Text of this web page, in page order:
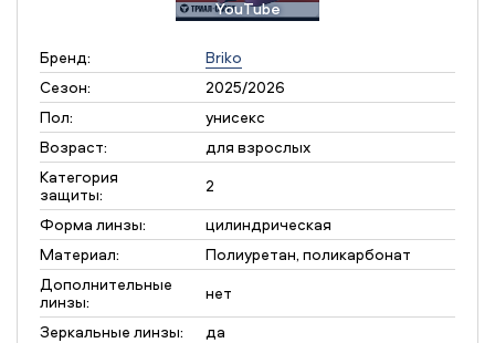
YouTube
Бренд:
Briko
Сезон:
2025/2026
Пол:
унисекс
Возраст:
для взрослых
Категория
защиты:
2
Форма линзы:
цилиндрическая
Материал:
Полиуретан, поликарбонат
Дополнительные
линзы:
нет
Зеркальные линзы:
да